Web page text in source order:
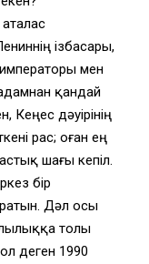
ізбасары,
мен
қандай
Кеңес дәуірінің
рас; оған ең
шағы кепіл.
бір
Дәл осы
толы
деген 1990